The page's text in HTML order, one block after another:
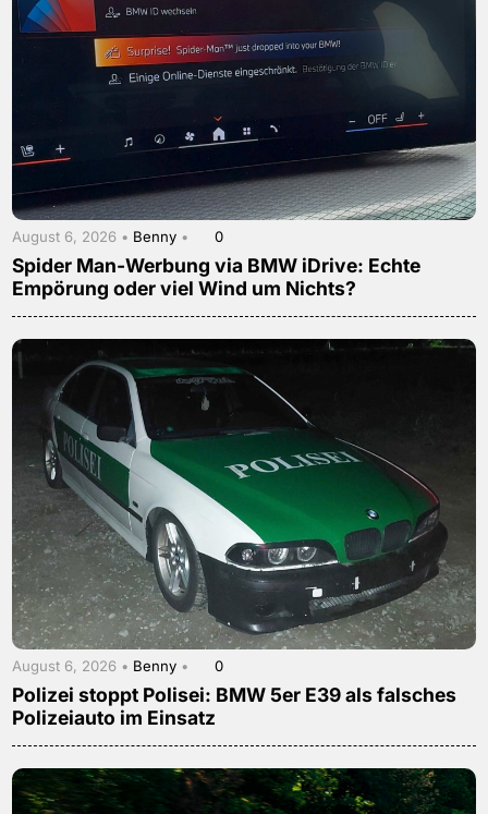
August 6, 2026 • Benny • 0
Spider Man-Werbung via BMW iDrive: Echte
Empörung oder viel Wind um Nichts?
August 6, 2026 • Benny • 0
Polizei stoppt Polisei: BMW 5er E39 als falsches
Polizeiauto im Einsatz